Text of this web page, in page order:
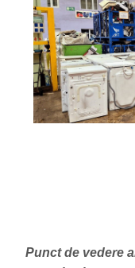
Punct de vedere